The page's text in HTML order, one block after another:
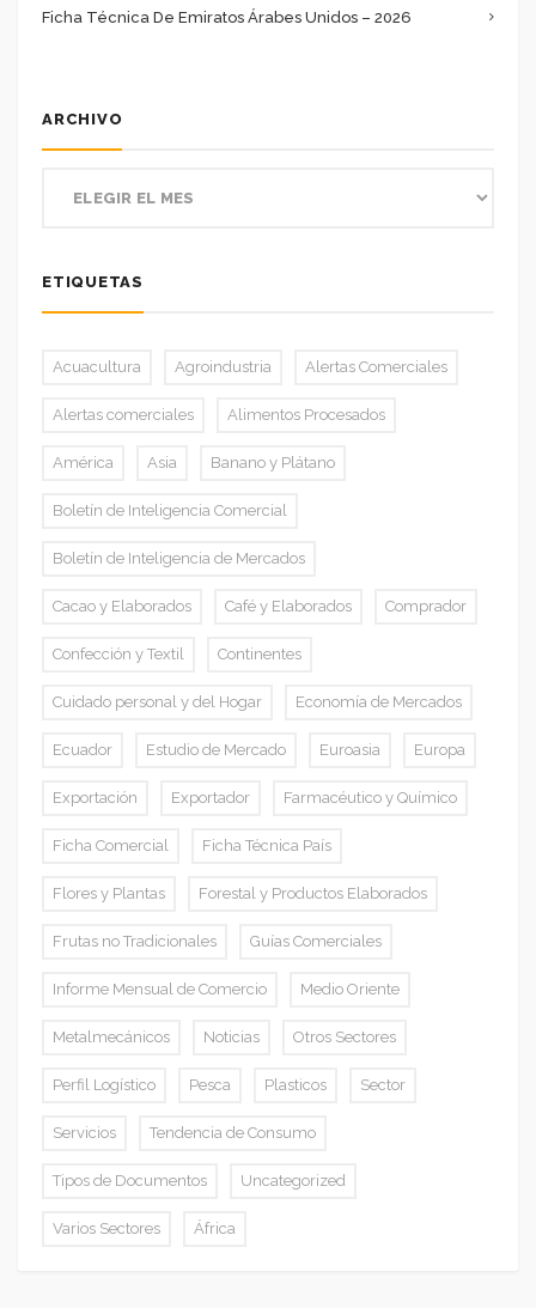
Ficha Técnica De Emiratos Árabes Unidos – 2026
ARCHIVO
ETIQUETAS
Acuacultura Agroindustria Alertas Comerciales
Alertas comerciales Alimentos Procesados
América Asia Banano y Plátano
Boletín de Inteligencia Comercial
Boletín de Inteligencia de Mercados
Cacao y Elaborados Café y Elaborados Comprador
Confección y Textil Continentes
Cuidado personal y del Hogar Economía de Mercados
Ecuador Estudio de Mercado Euroasia Europa
Exportación Exportador Farmacéutico y Químico
Ficha Comercial Ficha Técnica País
Flores y Plantas Forestal y Productos Elaborados
Frutas no Tradicionales Guías Comerciales
Informe Mensual de Comercio Medio Oriente
Metalmecánicos Noticias Otros Sectores
Perfil Logístico Pesca Plasticos Sector
Servicios Tendencia de Consumo
Tipos de Documentos Uncategorized
Varios Sectores África